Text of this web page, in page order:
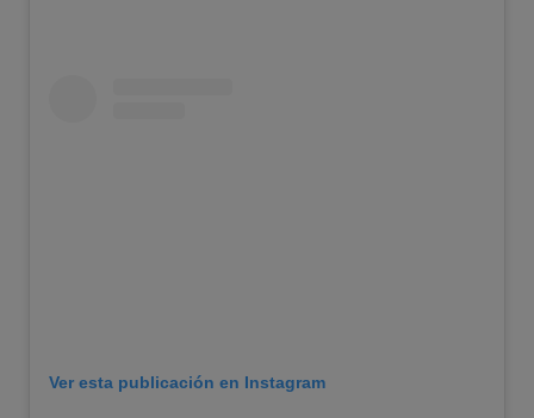
Ver esta publicación en Instagram